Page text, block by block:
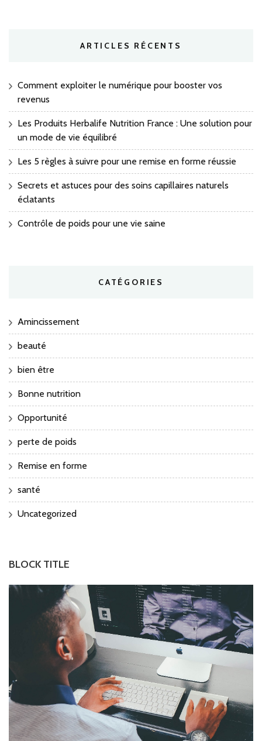
ARTICLES RÉCENTS
Comment exploiter le numérique pour booster vos
revenus
Les Produits Herbalife Nutrition France : Une solution pour
un mode de vie équilibré
Les 5 règles à suivre pour une remise en forme réussie
Secrets et astuces pour des soins capillaires naturels
éclatants
Contrôle de poids pour une vie saine
CATÉGORIES
Amincissement
beauté
bien être
Bonne nutrition
Opportunité
perte de poids
Remise en forme
santé
Uncategorized
BLOCK TITLE